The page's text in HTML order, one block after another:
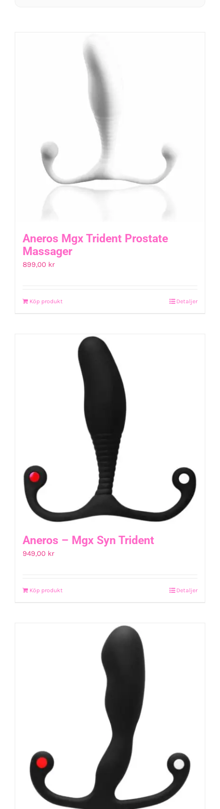
Aneros Mgx Trident Prostate
Massager
899,00 kr
Köp produkt Detaljer
Aneros – Mgx Syn Trident
949,00 kr
Köp produkt Detaljer